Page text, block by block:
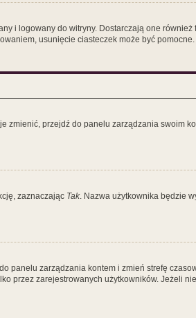
i logowany do witryny. Dostarczają one
usunięcie ciasteczek może być pomocne.
przejdź do panelu zarządzania swoim
zaznaczając Tak. Nazwa użytkownika będzie
panelu zarządzania kontem i zmień strefę
przez zarejestrowanych użytkowników. Jeżeli